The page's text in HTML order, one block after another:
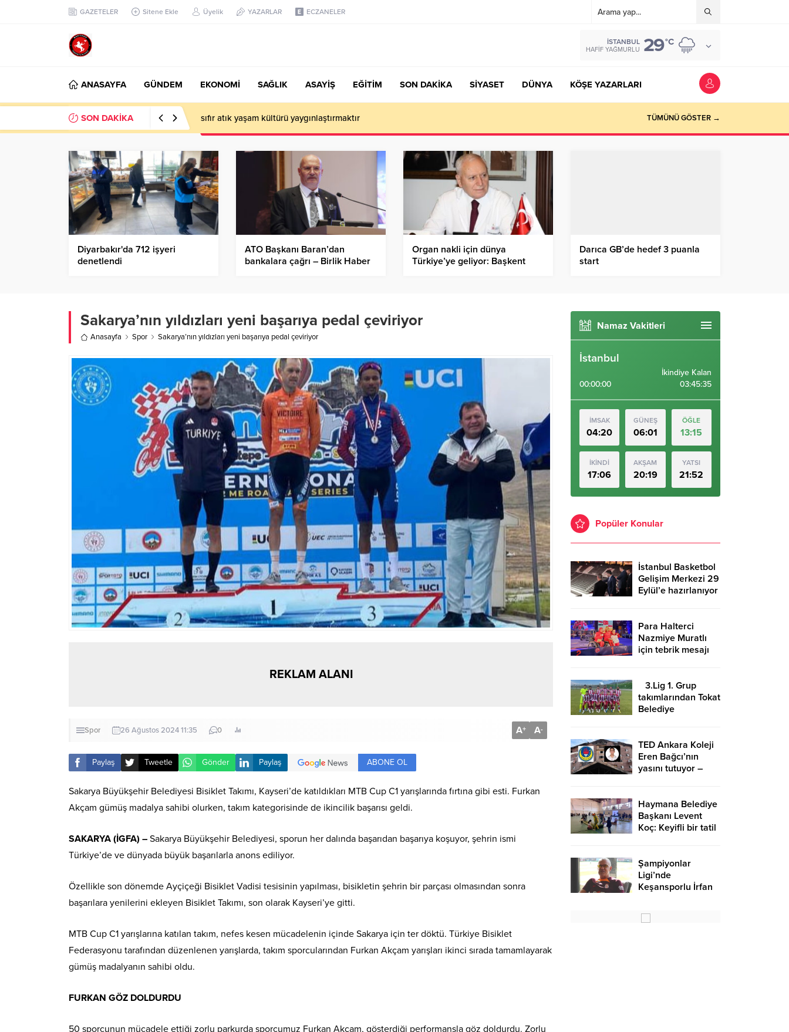
GAZETELER Sitene Ekle Üyelik YAZARLAR ECZANELER
İSTANBUL
HAFIF YAĞMURLU 29°C
ANASAYFA GÜNDEM EKONOMİ SAĞLIK ASAYİŞ EĞİTİM SON DAKİKA SİYASET DÜNYA KÖŞE YAZARLARI
SON DAKİKA sıfır atık yaşam kültürü yaygınlaştırmaktır TÜMÜNÜ GÖSTER →
Diyarbakır'da 712 işyeri
denetlendi
ATO Başkanı Baran’dan
bankalara çağrı – Birlik Haber
Organ nakli için dünya
Türkiye’ye geliyor: Başkent
Darıca GB’de hedef 3 puanla
start
Sakarya’nın yıldızları yeni başarıya pedal çeviriyor
Anasayfa Spor Sakarya’nın yıldızları yeni başarıya pedal çeviriyor
REKLAM ALANI
Spor 26 Ağustos 2024 11:35 0 A+ A-
Paylaş Tweetle Gönder Paylaş ABONE OL
Sakarya Büyükşehir Belediyesi Bisiklet Takımı, Kayseri’de katıldıkları MTB Cup C1 yarışlarında fırtına gibi esti. Furkan
Akçam gümüş madalya sahibi olurken, takım kategorisinde de ikincilik başarısı geldi.
SAKARYA (İGFA) – Sakarya Büyükşehir Belediyesi, sporun her dalında başarıdan başarıya koşuyor, şehrin ismi
Türkiye’de ve dünyada büyük başarılarla anons ediliyor.
Özellikle son dönemde Ayçiçeği Bisiklet Vadisi tesisinin yapılması, bisikletin şehrin bir parçası olmasından sonra
başarılara yenilerini ekleyen Bisiklet Takımı, son olarak Kayseri’ye gitti.
MTB Cup C1 yarışlarına katılan takım, nefes kesen mücadelenin içinde Sakarya için ter döktü. Türkiye Bisiklet
Federasyonu tarafından düzenlenen yarışlarda, takım sporcularından Furkan Akçam yarışları ikinci sırada tamamlayarak
gümüş madalyanın sahibi oldu.
FURKAN GÖZ DOLDURDU
50 sporcunun mücadele ettiği zorlu parkurda sporcumuz Furkan Akçam, gösterdiği performansla göz doldurdu. Zorlu
Namaz Vakitleri
İstanbul
00:00:00
İkindiye Kalan
03:45:34
İMSAK
04:20
GÜNEŞ
06:01
ÖĞLE
13:15
İKİNDİ
17:06
AKŞAM
20:19
YATSI
21:52
Popüler Konular
İstanbul Basketbol
Gelişim Merkezi 29
Eylül’e hazırlanıyor
Para Halterci
Nazmiye Muratlı
için tebrik mesajı
3.Lig 1. Grup
takımlarından Tokat
Belediye
evinde ağırlayacak
TED Ankara Koleji
Eren Bağcı’nın
yasını tutuyor –
Haymana Belediye
Başkanı Levent
Koç: Keyifli bir tatil
Şampiyonlar
Ligi’nde
Keşansporlu İrfan
gururlandırdı